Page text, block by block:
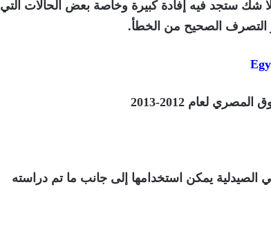
شك ستجد فيه إفادة كبيرة وخاصة بعض الحالات التي
التصرف الصحيح من الخطأ.
لعام 2012-2013
الصيدلية يمكن استخدامها إلى جانب ما تم دراسته